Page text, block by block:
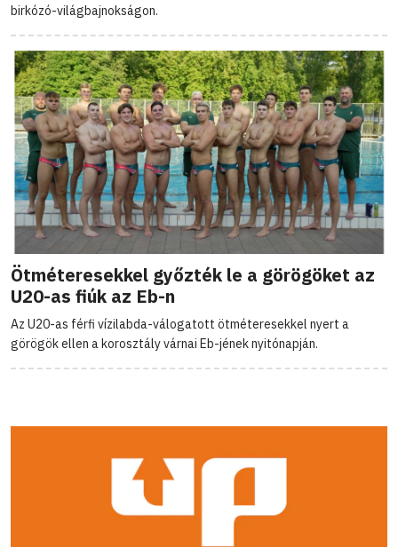
birkózó-világbajnokságon.
Ötméteresekkel győzték le a görögöket az
U20-as fiúk az Eb-n
Az U20-as férfi vízilabda-válogatott ötméteresekkel nyert a
görögök ellen a korosztály várnai Eb-jének nyitónapján.